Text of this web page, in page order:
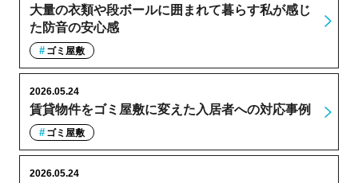
大量の衣類や段ボールに囲まれて暮らす私が感じ
た防音の安心感
ゴミ屋敷
賃貸物件をゴミ屋敷に変えた入居者への対応事例
2026.05.24
ゴミ屋敷
2026.05.24